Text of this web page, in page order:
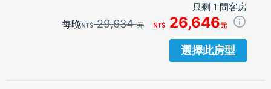
只剩 1 間客房
每晚 29,634元 26,646元
選擇此房型